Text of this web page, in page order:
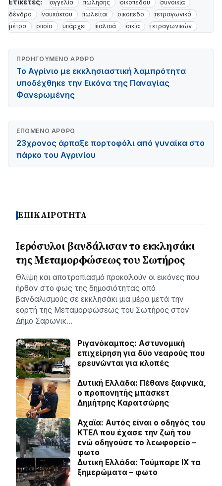
Ετικέτες: αγγελία πώλησης οικοπέδου
συνοικία
δένδρο
ναυπάκτου πωλείται οικοπεδο
τετραγωνικά
μέτρα
οποίο υπάρχει παλαιά οικία τετραγωνικών
ΠΡΟΗΓΟΎΜΕΝΟ ΆΡΘΡΟ
Το Αγρίνιο με εκκλησιαστική λαμπρότητα
υποδέχθηκε την Εικόνα της Παναγίας
Φανερωμένης
ΕΠΌΜΕΝΟ ΆΡΘΡΟ
23χρονος άρπαξε πορτοφόλι από γυναίκα στο
πάρκο του Αγρινίου
ΕΠΙΚΑΙΡΟΤΗΤΑ
Ιερόσυλοι βανδάλισαν το εκκλησάκι
της Μεταμορφώσεως του Σωτήρος
Θλίψη και αποτροπιασμό προκαλούν οι εικόνες που
ήρθαν στο φως της δημοσιότητας από
βανδαλισμούς σε εκκλησάκι μια μέρα μετά την
εορτή της Μεταμορφώσεως του Σωτήρος στον
Δήμο Σαρωνικ…
Ριγανόκαμπος: Αστυνομική
επιχείρηση για δύο νεαρούς που
ερευνώνται για κλοπές
Δυτική Ελλάδα: Πέθανε ξαφνικά,
ο προπονητής μπάσκετ
Δημήτρης Καρατσώρης
Αχαϊα: Αυτός είναι ο οδηγός του
ΚΤΕΛ που έχασε την ζωή του
ενώ οδηγούσε το λεωφορείο –
φωτο
Δυτική Ελλάδα: Τούμπαρε ΙΧ τα
ξημερώματα – φωτο